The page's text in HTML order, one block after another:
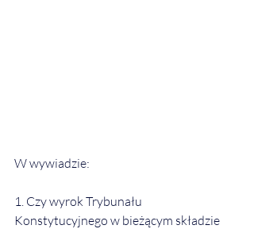
W wywiadzie:
1. Czy wyrok Trybunału
Konstytucyjnego w bieżącym składzie